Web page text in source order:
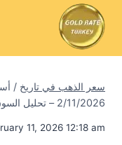
سعر الذهب في تاريخ /
2/11/2026 – تحليل السوق وفرص الاستثمار
11, 2026 12:18 am